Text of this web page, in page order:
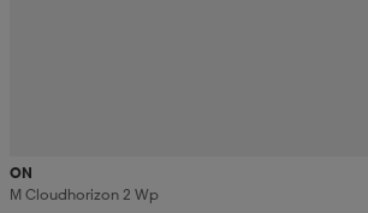
ON
M Cloudhorizon 2 Wp